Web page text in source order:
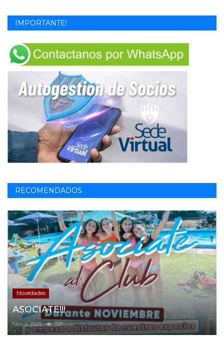
IMPORTANTE!
RECOMENDADOS
Novedades
ASOCIATE!!!
Nov 2, 2025 338